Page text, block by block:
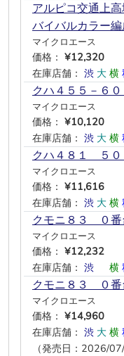
アルピコ交通上
バイバルカラー
マイクロエース
価格： ¥12,320
在庫店舗： 渋 大 横
クハ４５５－６
マイクロエース
価格： ¥10,120
在庫店舗： 渋 大 横
クハ４８１ ５
マイクロエース
価格： ¥11,616
在庫店舗： 渋 大 横
クモニ８３ ０
マイクロエース
価格： ¥12,232
在庫店舗： 渋 横
クモニ８３ ０
マイクロエース
価格： ¥14,960
在庫店舗： 渋 大 横
（発売日：2026/07/